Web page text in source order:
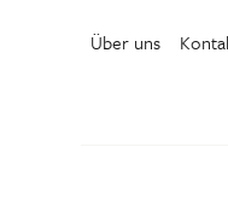
Über uns